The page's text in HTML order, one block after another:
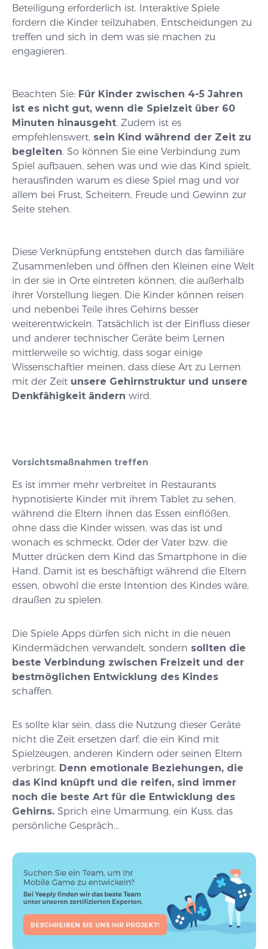
Beteiligung erforderlich ist. Interaktive Spiele
fordern die Kinder teilzuhaben, Entscheidungen zu
treffen und sich in dem was sie machen zu
engagieren.
Beachten Sie: Für Kinder zwischen 4-5 Jahren
ist es nicht gut, wenn die Spielzeit über 60
Minuten hinausgeht. Zudem ist es
empfehlenswert, sein Kind während der Zeit zu
begleiten. So können Sie eine Verbindung zum
Spiel aufbauen, sehen was und wie das Kind spielt,
herausfinden warum es diese Spiel mag und vor
allem bei Frust, Scheitern, Freude und Gewinn zur
Seite stehen.
Diese Verknüpfung entstehen durch das familiäre
Zusammenleben und öffnen den Kleinen eine Welt
in der sie in Orte eintreten können, die außerhalb
ihrer Vorstellung liegen. Die Kinder können reisen
und nebenbei Teile ihres Gehirns besser
weiterentwickeln. Tatsächlich ist der Einfluss dieser
und anderer technischer Geräte beim Lernen
mittlerweile so wichtig, dass sogar einige
Wissenschaftler meinen, dass diese Art zu Lernen
mit der Zeit unsere Gehirnstruktur und unsere
Denkfähigkeit ändern wird.
Vorsichtsmaßnahmen treffen
Es ist immer mehr verbreitet in Restaurants
hypnotisierte Kinder mit ihrem Tablet zu sehen,
während die Eltern ihnen das Essen einflößen,
ohne dass die Kinder wissen, was das ist und
wonach es schmeckt. Oder der Vater bzw. die
Mutter drücken dem Kind das Smartphone in die
Hand. Damit ist es beschäftigt während die Eltern
essen, obwohl die erste Intention des Kindes wäre,
draußen zu spielen.
Die Spiele Apps dürfen sich nicht in die neuen
Kindermädchen verwandelt, sondern sollten die
beste Verbindung zwischen Freizeit und der
bestmöglichen Entwicklung des Kindes
schaffen.
Es sollte klar sein, dass die Nutzung dieser Geräte
nicht die Zeit ersetzen darf, die ein Kind mit
Spielzeugen, anderen Kindern oder seinen Eltern
verbringt. Denn emotionale Beziehungen, die
das Kind knüpft und die reifen, sind immer
noch die beste Art für die Entwicklung des
Gehirns. Sprich eine Umarmung, ein Kuss, das
persönliche Gespräch…